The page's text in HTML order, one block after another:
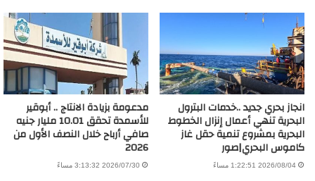
انجاز بحري جديد ..خدمات البترول
البحرية تنهي أعمال إنزال الخطوط
البحرية بمشروع تنمية حقل غاز
كاموس البحري|صور
2026/08/04 1:22:51 مساءً
مدعومة بزيادة الانتاج .. أبوقير
للأسمدة تحقق 10.01 مليار جنيه
صافي أرباح خلال النصف الأول من
2026
2026/07/30 3:13:32 مساءً